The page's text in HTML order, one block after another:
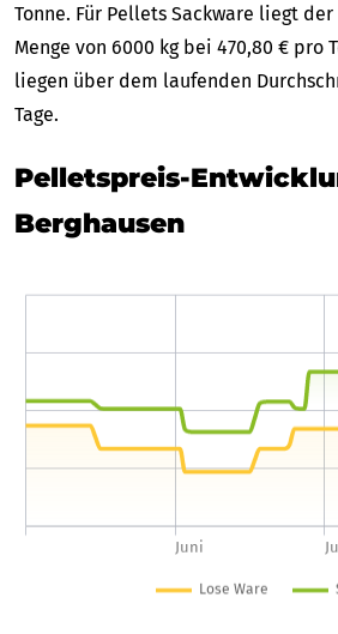
Tonne. Für Pellets Sackware liegt
Menge von 6000 kg bei 470,80 € pro
liegen über dem laufenden
Tage.
Pelletspreis-
Berghausen